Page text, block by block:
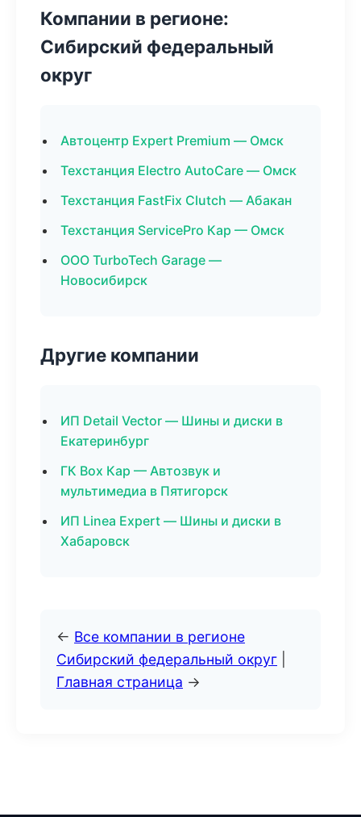
Компании в регионе:
Сибирский федеральный
округ
Автоцентр Expert Premium — Омск
Техстанция Electro AutoCare — Омск
Техстанция FastFix Clutch — Абакан
Техстанция ServicePro Кар — Омск
ООО TurboTech Garage —
Новосибирск
Другие компании
ИП Detail Vector — Шины и диски в
Екатеринбург
ГК Box Кар — Автозвук и
мультимедиа в Пятигорск
ИП Linea Expert — Шины и диски в
Хабаровск
← Все компании в регионе
Сибирский федеральный округ
Главная страница →